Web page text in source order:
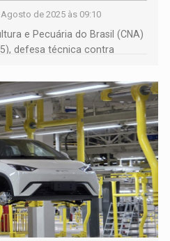
de 2025 às 09:10
e Pecuária do Brasil (CNA)
defesa técnica contra